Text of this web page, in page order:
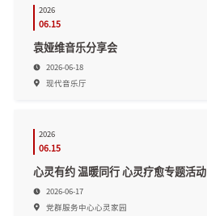
2026
06.15
袁娅维音乐分享会
2026-06-18
现代音乐厅
2026
06.15
心灵有约 温暖同行 心灵疗愈专题活动
2026-06-17
党群服务中心心灵家园